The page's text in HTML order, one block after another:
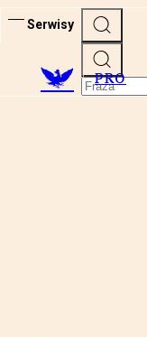
Serwisy
PRO